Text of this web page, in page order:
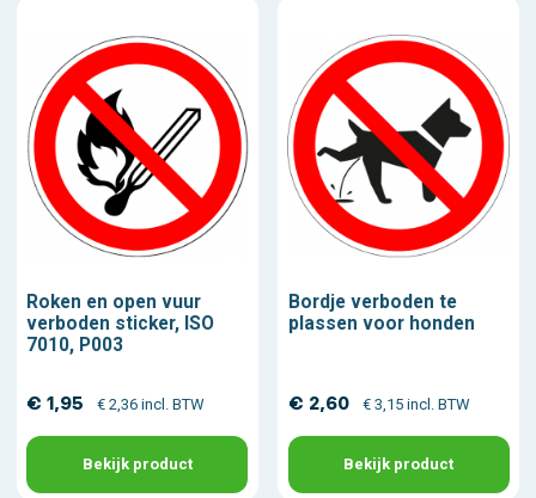
Roken en open vuur
verboden sticker, ISO
7010, P003
€ 1,95 € 2,36 incl. BTW
Bekijk product
Bordje verboden te
plassen voor honden
€ 2,60 € 3,15 incl. BTW
Bekijk product